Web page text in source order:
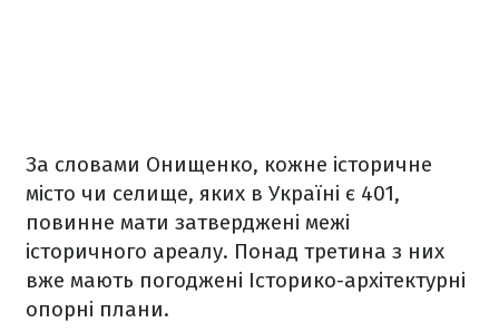
За словами Онищенко, кожне історичне
місто чи селище, яких в Україні є 401,
повинне мати затверджені межі
історичного ареалу. Понад третина з них
вже мають погоджені Історико-архітектурні
опорні плани.